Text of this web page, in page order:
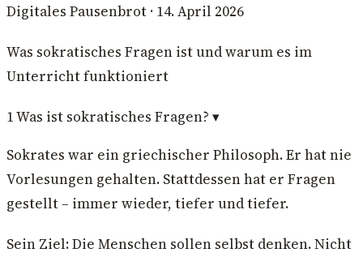
Digitales Pausenbrot · 14. April 2026
Was sokratisches Fragen ist und warum es im
Unterricht funktioniert
1Was ist sokratisches Fragen? ▾
Sokrates war ein griechischer Philosoph. Er hat nie
Vorlesungen gehalten. Stattdessen hat er Fragen
gestellt – immer wieder, tiefer und tiefer.
Sein Ziel: Die Menschen sollen selbst denken. Nicht